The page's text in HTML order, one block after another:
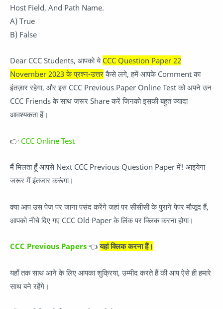
Host Field, And Path Name.
A) True
B) False
Dear CCC Students, आपको ये CCC Question Paper 22
November 2023 के प्रश्न-उत्तरकैसे लगे, हमें आपके Comment का
इंतज़ार रहेगा, और इस CCC Previous Paper Online Test को अपने उन
CCC Friends के साथ जरूर Share करें जिनको इसकी बहुत ज्यादा
आवश्यकता हैं।
👉 CCC Online Test
मैं मिलता हूँ आपसे Next CCC Previous Question Paper में! आइयेगा
जरूर मैं इंतजार करूंगा।
क्या आप उस पेज पर जाना पसंद करेंगे जहां पर सीसीसी के पुराने पेपर मौजूद हैं,
आपको नीचे दिए गए CCC Old Paper के लिंक पर क्लिक करना होगा।
CCC Previous Papers 👈यहां क्लिक करना हैं।
यहाँ तक साथ आने के लिए आपका शुक्रिया, उम्मीद करते हैं की आप ऐसे ही हमारे
साथ बने रहेंगे।